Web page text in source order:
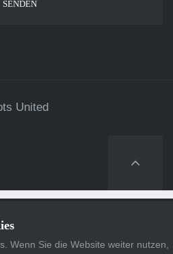
United
Wenn Sie die Website weiter nutzen,